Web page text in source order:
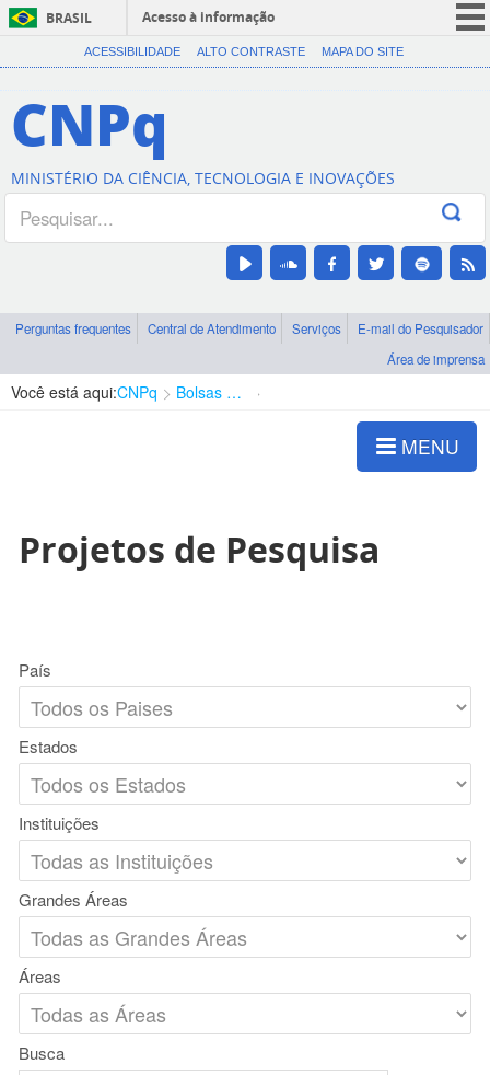
BRASIL
Acesso à informação
CORONAVÍRUS (COVID-19)
Canais
ACESSIBILIDADE ALTO CONTRASTE MAPA DO SITE
CNPq
MINISTÉRIO DA CIÊNCIA, TECNOLOGIA E INOVAÇÕES
Perguntas frequentes Central de Atendimento Serviços
E-mail do Pesquisador
Área de imprensa
Você está aqui:CNPq Bolsas e Auxílios Vigentes
MENU
Projetos de Pesquisa
País
Estados
Instituições
Grandes Áreas
Áreas
Busca